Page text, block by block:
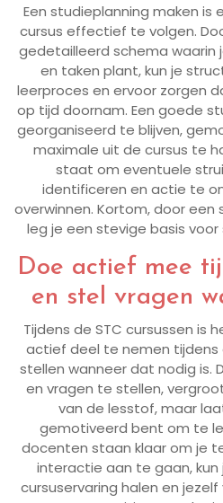
Een studieplanning maken is
cursus effectief te volgen.
gedetailleerd schema waarin
en taken plant, kun je
leerproces en ervoor zorgen
op tijd doornam. Een goede
georganiseerd te blijven,
maximale uit de cursus te
staat om eventuele
identificeren en actie te
overwinnen. Kortom, door
leg je een stevige basis voor
Doe actief mee
en stel vragen
Tijdens de STC cursussen is
actief deel te nemen tijdens
stellen wanneer dat nodig is.
en vragen te stellen,
van de lesstof, maar
gemotiveerd bent om te
docenten staan klaar om je
interactie aan te gaan,
cursuservaring halen en